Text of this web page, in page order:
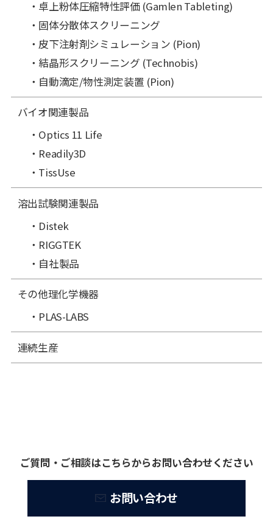
卓上粉体圧縮特性評価 (Gamlen Tableting)
固体分散体スクリーニング
皮下注射剤シミュレーション (Pion)
結晶形スクリーニング (Technobis)
自動滴定/物性測定装置 (Pion)
バイオ関連製品
Optics 11 Life
Readily3D
TissUse
溶出試験関連製品
Distek
RIGGTEK
自社製品
その他理化学機器
PLAS-LABS
連続生産
ご質問・ご相談はこちらからお問い合わせください
お問い合わせ